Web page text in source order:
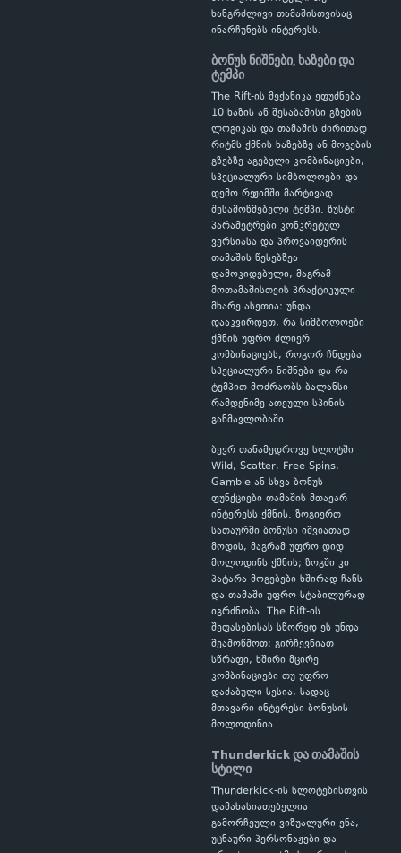
ხანგრძლივი თამაშისთვისაც
ინარჩუნებს ინტერესს.
ბონუს ნიშნები, ხაზები და
ტემპი
The Rift-ის მექანიკა ეფუძნება
10 ხაზის ან შესაბამისი გზების
ლოგიკას და თამაშის ძირითად
რიტმს ქმნის ხაზებზე ან მოგების
გზებზე აგებული კომბინაციები,
სპეციალური სიმბოლოები და
დემო რეჟიმში მარტივად
შესამოწმებელი ტემპი. ზუსტი
პარამეტრები კონკრეტულ
ვერსიასა და პროვაიდერის
თამაშის წესებზეა
დამოკიდებული, მაგრამ
მოთამაშისთვის პრაქტიკული
მხარე ასეთია: უნდა
დააკვირდეთ, რა სიმბოლოები
ქმნის უფრო ძლიერ
კომბინაციებს, როგორ ჩნდება
სპეციალური ნიშნები და რა
ტემპით მოძრაობს ბალანსი
რამდენიმე ათეული სპინის
განმავლობაში.
ბევრ თანამედროვე სლოტში
Wild, Scatter, Free Spins,
Gamble ან სხვა ბონუს
ფუნქციები თამაშის მთავარ
ინტერესს ქმნის. ზოგიერთ
სათაურში ბონუსი იშვიათად
მოდის, მაგრამ უფრო დიდ
მოლოდინს ქმნის; ზოგში კი
პატარა მოგებები ხშირად ჩანს
და თამაში უფრო სტაბილურად
იგრძნობა. The Rift-ის
შეფასებისას სწორედ ეს უნდა
შეამოწმოთ: გირჩევნიათ
სწრაფი, ხშირი მცირე
კომბინაციები თუ უფრო
დაძაბული სესია, სადაც
მთავარი ინტერესი ბონუსის
მოლოდინია.
Thunderkick და თამაშის
სტილი
Thunderkick-ის სლოტებისთვის
დამახასიათებელია
გამორჩეული ვიზუალური ენა,
უცნაური პერსონაჟები და